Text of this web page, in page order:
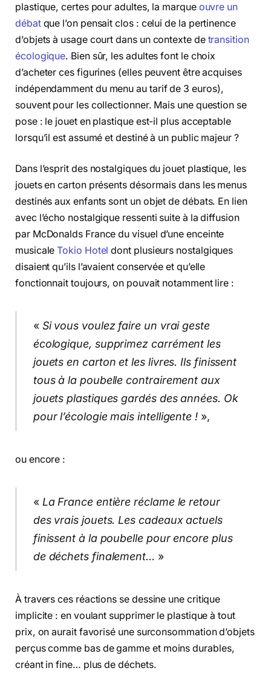
plastique, certes pour adultes, la marque ouvre un
débatque l’on pensait clos : celui de la pertinence
d’objets à usage court dans un contexte de transition
écologique. Bien sûr, les adultes font le choix
d’acheter ces figurines (elles peuvent être acquises
indépendamment du menu au tarif de 3 euros),
souvent pour les collectionner. Mais une question se
pose : le jouet en plastique est-il plus acceptable
lorsqu’il est assumé et destiné à un public majeur ?
Dans l’esprit des nostalgiques du jouet plastique, les
jouets en carton présents désormais dans les menus
destinés aux enfants sont un objet de débats. En lien
avec l’écho nostalgique ressenti suite à la diffusion
par McDonalds France du visuel d’une enceinte
musicaleTokio Hotel dont plusieurs nostalgiques
disaient qu’ils l’avaient conservée et qu’elle
fonctionnait toujours, on pouvait notamment lire :
« Si vous voulez faire un vrai geste
écologique, supprimez carrément les
jouets en carton et les livres. Ils finissent
tous à la poubelle contrairement aux
jouets plastiques gardés des années. Ok
pour l’écologie mais intelligente !»,
ou encore :
« La France entière réclame le retour
des vrais jouets. Les cadeaux actuels
finissent à la poubelle pour encore plus
de déchets finalement… »
À travers ces réactions se dessine une critique
implicite : en voulant supprimer le plastique à tout
prix, on aurait favorisé une surconsommation d’objets
perçus comme bas de gamme et moins durables,
créant in fine… plus de déchets.